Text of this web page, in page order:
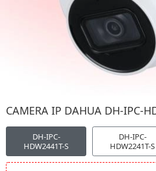
CAMERA IP DAHUA DH-IPC-
DH-IPC-
HDW2441T-S
DH-IPC-
HDW2241T-S